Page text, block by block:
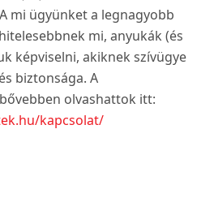
mi ügyünket a legnagyobb
mi, anyukák (és
képviselni, akiknek szívügye
biztonsága. A
olvashattok itt:
kapcsolat/